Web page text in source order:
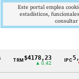
Cintillo
TRM$4178,23
▲ 0.42
5,81
▼
Este portal emplea
estadísticos,